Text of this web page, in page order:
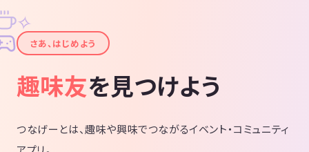
✦
✧
さあ、はじめよう
趣味友を見つけよう
つなげーとは、趣味や興味でつながるイベント・コミュニティ